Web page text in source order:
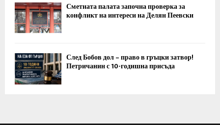
Сметната палата започна проверка за
конфликт на интереси на Делян Пеевски
След Бобов дол – право в гръцки затвор!
Петричанин с 10-годишна присъда